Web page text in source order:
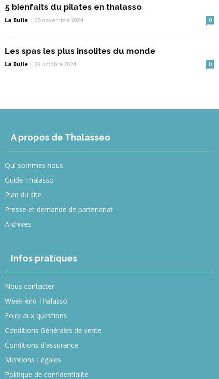
5 bienfaits du pilates en thalasso
La Bulle - 25 novembre 2024 0
Les spas les plus insolites du monde
La Bulle - 29 octobre 2024 0
A propos de Thalasseo
Qui sommes nous
Guide Thalasso
Plan du site
Presse et demande de partenariat
Archives
Infos pratiques
Nous contacter
Week-end Thalasso
Foire aux questions
Conditions Générales de vente
Conditions d'assurance
Mentions Légales
Politique de confidentialité